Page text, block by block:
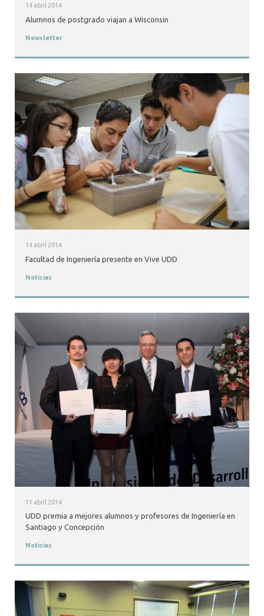
14 abril 2014
Alumnos de postgrado viajan a Wisconsin
Newsletter
14 abril 2014
Facultad de Ingeniería presente en Vive UDD
Noticias
11 abril 2014
UDD premia a mejores alumnos y profesores de Ingeniería en
Santiago y Concepción
Noticias